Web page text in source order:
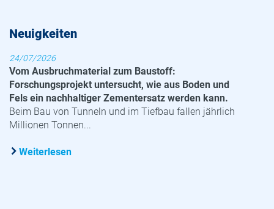
Neuigkeiten
24/07/2026
Vom Ausbruchmaterial zum Baustoff:
Forschungsprojekt untersucht, wie aus Boden und
Fels ein nachhaltiger Zementersatz werden kann.
Beim Bau von Tunneln und im Tiefbau fallen jährlich
Millionen Tonnen...
Weiterlesen